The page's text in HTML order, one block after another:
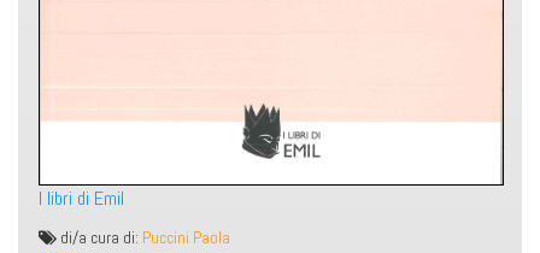
I libri di Emil
Languedi/a cura di: Puccini Paola